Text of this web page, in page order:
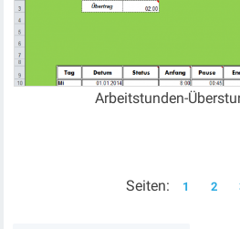
Arbeitstunden-
Seiten: 1 2